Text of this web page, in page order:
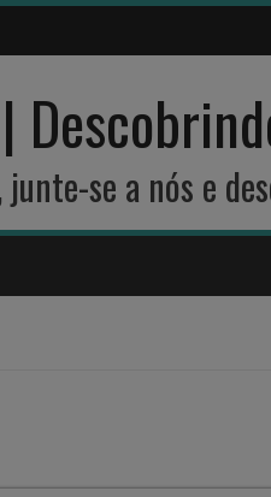
se a nós e